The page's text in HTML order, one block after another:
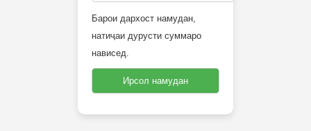
Барои дархост намудан,
натиҷаи дурусти суммаро
нависед.
Ирсол намудан